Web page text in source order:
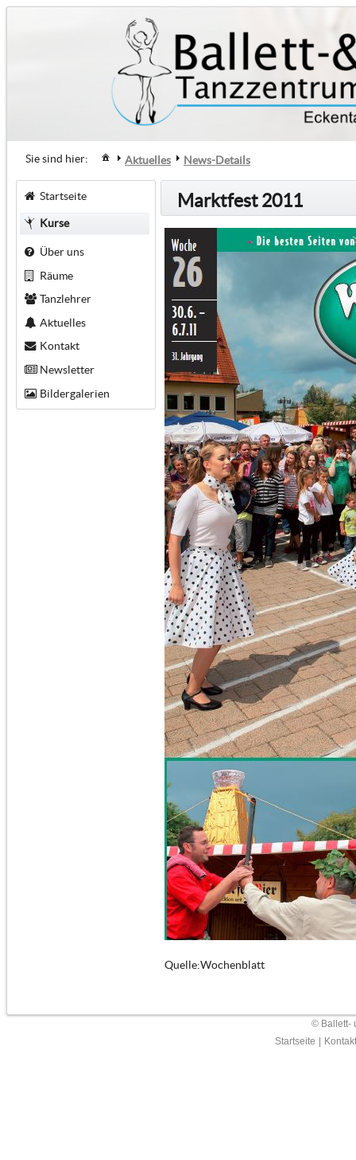
Sie sind hier: Aktuelles News-Details
Startseite
Kurse
Über uns
Räume
Tanzlehrer
Aktuelles
Kontakt
Newsletter
Bildergalerien
Marktfest 2011
Quelle:Wochenblatt
© Ballett-
Startseite
Kontakt